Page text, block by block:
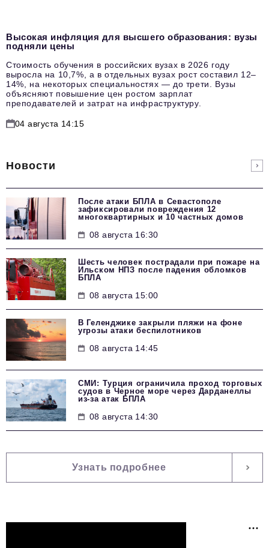
Высокая инфляция для высшего образования: вузы
подняли цены
Стоимость обучения в российских вузах в 2026 году
выросла на 10,7%, а в отдельных вузах рост составил 12–
14%, на некоторых специальностях — до трети. Вузы
объясняют повышение цен ростом зарплат
преподавателей и затрат на инфраструктуру.
04 августа 14:15
Новости
После атаки БПЛА в Севастополе
зафиксировали повреждения 12
многоквартирных и 10 частных домов
08 августа 16:30
Шесть человек пострадали при пожаре на
Ильском НПЗ после падения обломков
БПЛА
08 августа 15:00
В Геленджике закрыли пляжи на фоне
угрозы атаки беспилотников
08 августа 14:45
СМИ: Турция ограничила проход торговых
судов в Черное море через Дарданеллы
из-за атак БПЛА
08 августа 14:30
Узнать подробнее